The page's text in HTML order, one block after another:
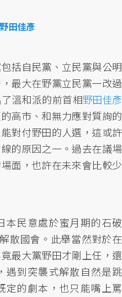
田佳彥
括自民黨、立民黨與公明
最大在野黨立民黨一改過
溫和派的前首相野田佳彥
高市、和無力應對質詢的
對付野田的人選，這或許
的原因之一。過去在議場
面，也許在未來會比較少
本民意處於蜜月期的石破
散國會。此舉當然對於在
最大黨野田才剛上任，還
遇到突襲式解散自然是跳
定的劇本，也只能嘴上罵